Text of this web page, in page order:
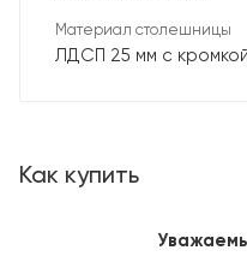
Материал столешницы
ЛДСП 25 мм с
Как купить